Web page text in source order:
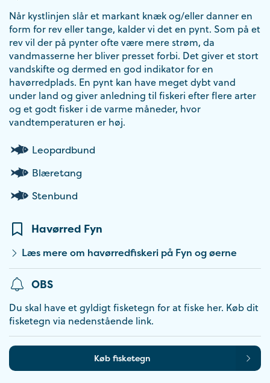
Når kystlinjen slår et markant knæk og/eller danner en
form for rev eller tange, kalder vi det en pynt. Som på et
rev vil der på pynter ofte være mere strøm, da
vandmasserne her bliver presset forbi. Det giver et stort
vandskifte og dermed en god indikator for en
havørredplads. En pynt kan have meget dybt vand
under land og giver anledning til fiskeri efter flere arter
og et godt fisker i de varme måneder, hvor
vandtemperaturen er høj.
Leopardbund
Blæretang
Stenbund
Havørred Fyn
Læs mere om havørredfiskeri på Fyn og øerne
OBS
Du skal have et gyldigt fisketegn for at fiske her. Køb dit
fisketegn via nedenstående link.
Køb fisketegn